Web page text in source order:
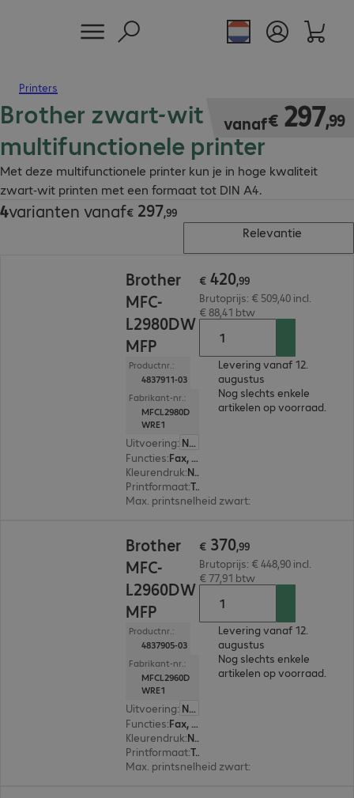
Printers
Brother zwart-wit
multifunctionele printer
Met deze multifunctionele printer kun je in hoge kwaliteit
zwart-wit printen met een formaat tot DIN A4.
vanaf€ 297,99
€ 297,99
4varianten vanaf€ 297,99
€ 297,99
Relevantie
Brother
MFC-
L2980DW
MFP
Productnr.:
4837911-03
Fabrikant-nr.:
MFCL2980D
WRE1
Uitvoering:
Nederland
Functies:
Fax, Copy, Print, Scan
Kleurendruk: Nee
Printformaat: Tot max. A4
Max. printsnelheid zwart:
€ 420,99
Brutoprijs: € 509,40 incl.
€ 88,41 btw
Levering vanaf 12.
augustus
Nog slechts enkele
artikelen op voorraad.
Brother
MFC-
L2960DW
MFP
Productnr.:
4837905-03
Fabrikant-nr.:
MFCL2960D
WRE1
Uitvoering:
Nederland
Functies:
Fax, Copy, Print, Scan
Kleurendruk: Nee
Printformaat: Tot max. A4
Max. printsnelheid zwart:
€ 370,99
Brutoprijs: € 448,90 incl.
€ 77,91 btw
Levering vanaf 12.
augustus
Nog slechts enkele
artikelen op voorraad.